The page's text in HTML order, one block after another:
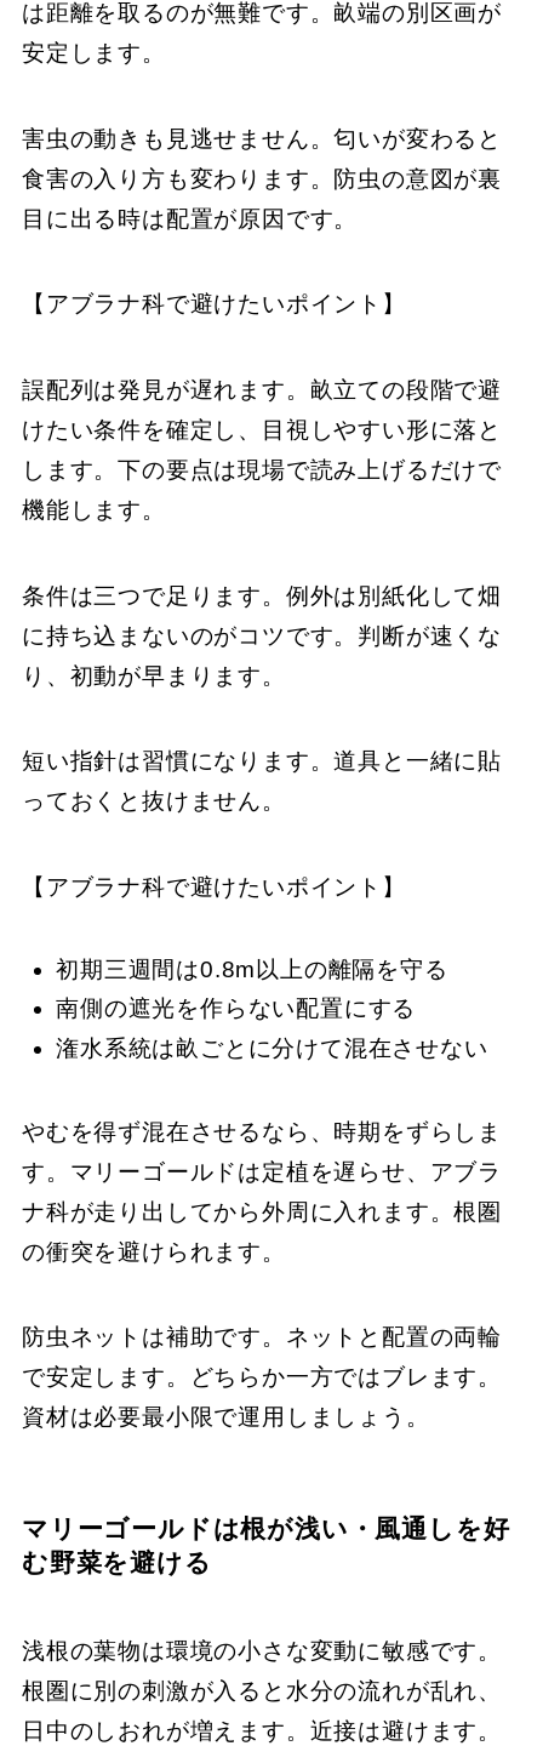
は距離を取るのが無難です。畝端の別区画が
安定します。
害虫の動きも見逃せません。匂いが変わると
食害の入り方も変わります。防虫の意図が裏
目に出る時は配置が原因です。
【アブラナ科で避けたいポイント】
誤配列は発見が遅れます。畝立ての段階で避
けたい条件を確定し、目視しやすい形に落と
します。下の要点は現場で読み上げるだけで
機能します。
条件は三つで足ります。例外は別紙化して畑
に持ち込まないのがコツです。判断が速くな
り、初動が早まります。
短い指針は習慣になります。道具と一緒に貼
っておくと抜けません。
【アブラナ科で避けたいポイント】
初期三週間は0.8m以上の離隔を守る
南側の遮光を作らない配置にする
潅水系統は畝ごとに分けて混在させない
やむを得ず混在させるなら、時期をずらしま
す。マリーゴールドは定植を遅らせ、アブラ
ナ科が走り出してから外周に入れます。根圏
の衝突を避けられます。
防虫ネットは補助です。ネットと配置の両輪
で安定します。どちらか一方ではブレます。
資材は必要最小限で運用しましょう。
マリーゴールドは根が浅い・風通しを好
む野菜を避ける
浅根の葉物は環境の小さな変動に敏感です。
根圏に別の刺激が入ると水分の流れが乱れ、
日中のしおれが増えます。近接は避けます。